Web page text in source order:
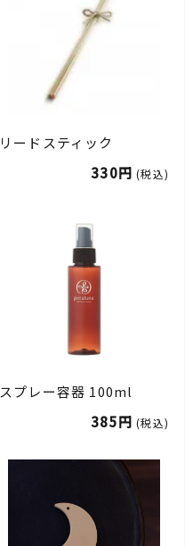
リードスティック
330円 (税込)
スプレー容器 100ml
385円 (税込)